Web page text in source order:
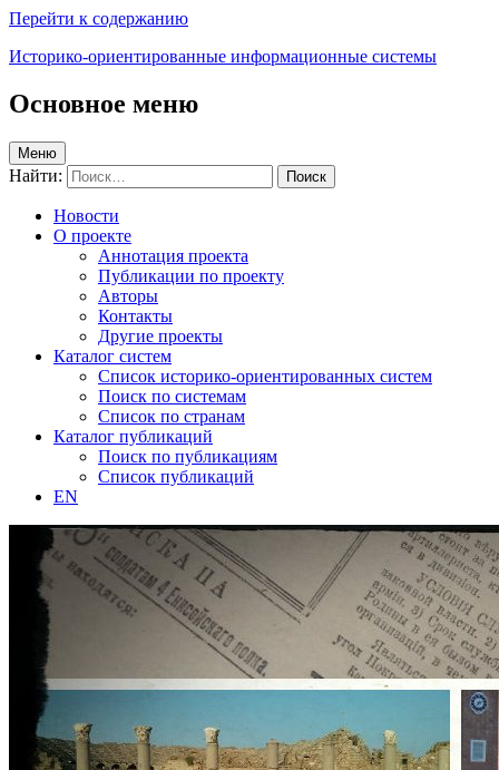
Перейти к содержанию
Историко-ориентированные информационные системы
Основное меню
Меню
Найти:
Новости
О проекте
Аннотация проекта
Публикации по проекту
Авторы
Контакты
Другие проекты
Каталог систем
Список историко-ориентированных систем
Поиск по системам
Список по странам
Каталог публикаций
Поиск по публикациям
Список публикаций
EN